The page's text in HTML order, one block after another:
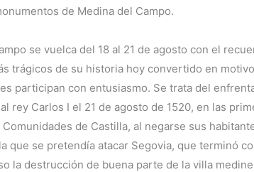
de Medina del Campo.
se vuelca del 18 al 21 de agosto con el
trágicos de su historia hoy convertido en
participan con entusiasmo. Se trata del
rey Carlos I el 21 de agosto de 1520, en las
Comunidades de Castilla, al negarse sus
que se pretendía atacar Segovia, que terminó
la destrucción de buena parte de la villa